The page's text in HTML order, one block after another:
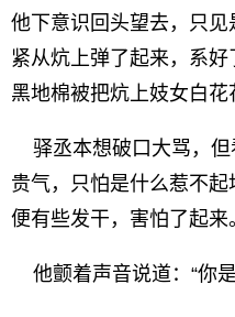
他下意识回头望去，只
紧从炕上弹了起来，系
黑地棉被把炕上妓女白花
驿丞本想破口大骂，但
贵气，只怕是什么惹不
便有些发干，害怕了起来
他颤着声音说道：“你